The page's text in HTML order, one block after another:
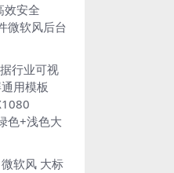
效安全
微软风后台
行业可视
用模板
色+浅色大
软风 大标